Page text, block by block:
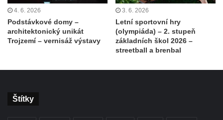
4. 6. 2026
Podstávkové domy –
architektonický unikát
Trojzemí – vernisáž výstavy
3. 6. 2026
Letní sportovní hry
(olympiáda) – 2. stupeň
základních škol 2026 –
streetball a brenbal
Štítky